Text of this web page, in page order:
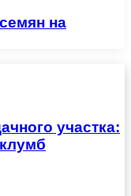
на
участка: